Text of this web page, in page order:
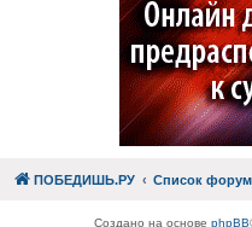
ПОБЕДИШЬ.РУ Список
Создано на основе phpBB